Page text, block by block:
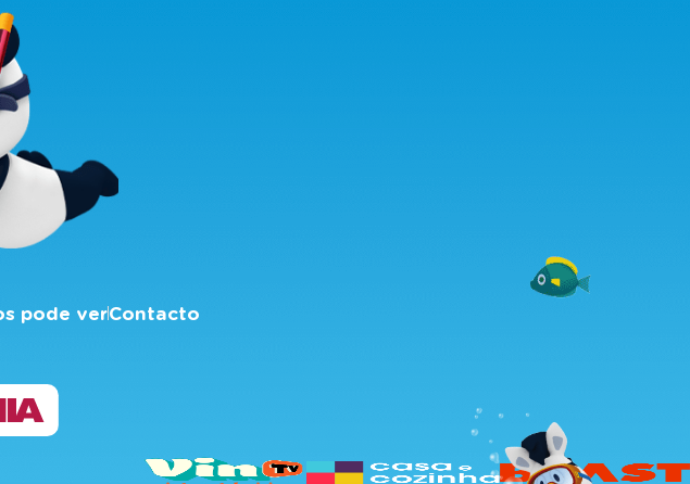
pode verContacto